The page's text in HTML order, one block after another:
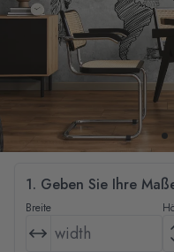
1. Geben Sie Ihre
Breite